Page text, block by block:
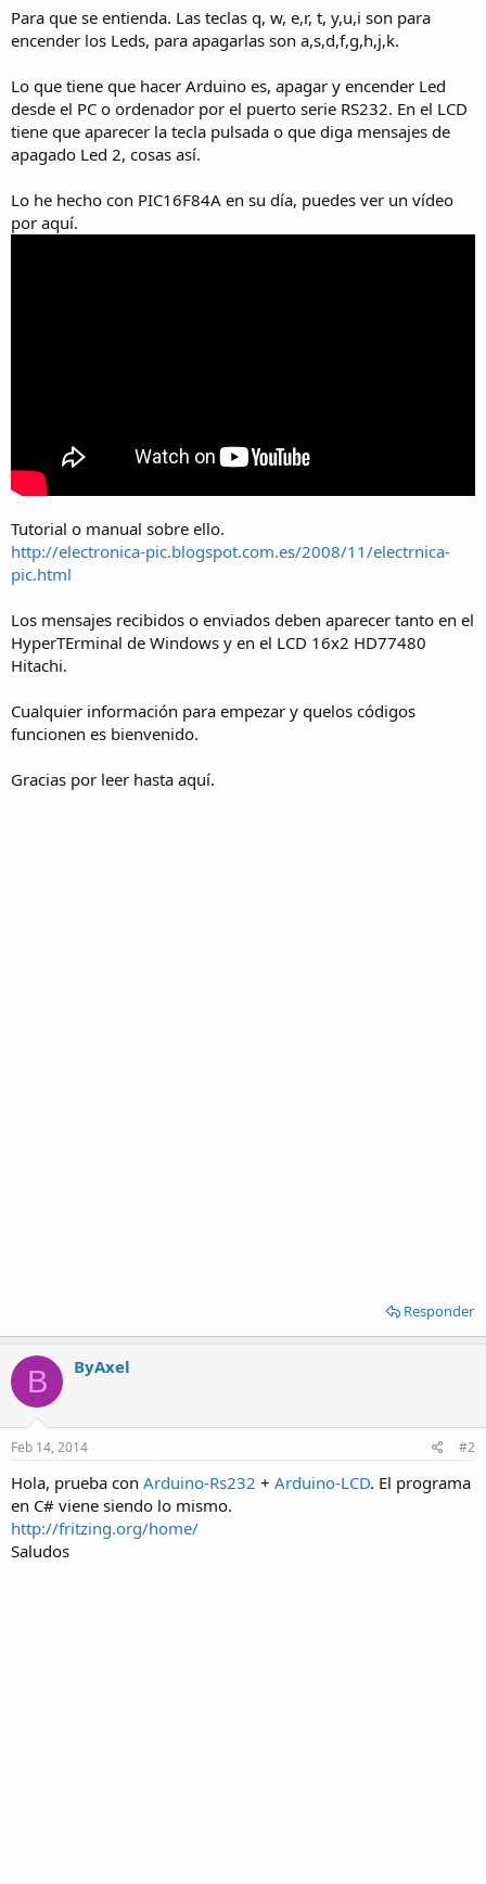
Para que se entienda. Las teclas q, w, e,r, t, y,u,i son para
encender los Leds, para apagarlas son a,s,d,f,g,h,j,k.
Lo que tiene que hacer Arduino es, apagar y encender Led
desde el PC o ordenador por el puerto serie RS232. En el LCD
tiene que aparecer la tecla pulsada o que diga mensajes de
apagado Led 2, cosas así.
Lo he hecho con PIC16F84A en su día, puedes ver un vídeo
por aquí.
Tutorial o manual sobre ello.
http://electronica-pic.blogspot.com.es/2008/11/electrnica-
pic.html
Los mensajes recibidos o enviados deben aparecer tanto en el
HyperTErminal de Windows y en el LCD 16x2 HD77480
Hitachi.
Cualquier información para empezar y quelos códigos
funcionen es bienvenido.
Gracias por leer hasta aquí.
Responder
B ByAxel
Feb 14, 2014 #2
Hola, prueba con Arduino-Rs232 + Arduino-LCD. El programa
en C# viene siendo lo mismo.
http://fritzing.org/home/
Saludos